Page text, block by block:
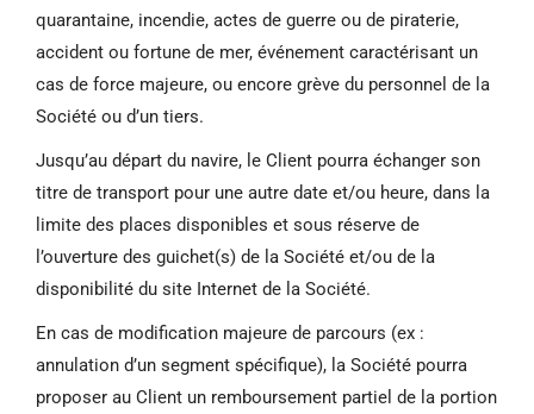
quarantaine, incendie, actes de guerre ou de piraterie,
accident ou fortune de mer, événement caractérisant un
cas de force majeure, ou encore grève du personnel de la
Société ou d’un tiers.
Jusqu’au départ du navire, le Client pourra échanger son
titre de transport pour une autre date et/ou heure, dans la
limite des places disponibles et sous réserve de
l’ouverture des guichet(s) de la Société et/ou de la
disponibilité du site Internet de la Société.
En cas de modification majeure de parcours (ex :
annulation d’un segment spécifique), la Société pourra
proposer au Client un remboursement partiel de la portion